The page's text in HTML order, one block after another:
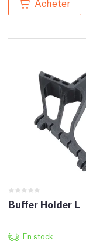
Buffer Holder L
En stock